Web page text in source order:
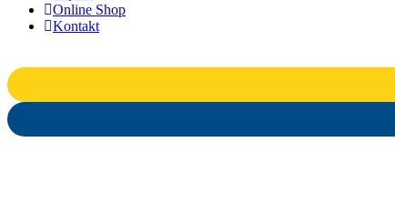
Online Shop
Kontakt